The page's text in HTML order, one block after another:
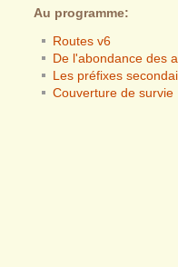
Au programme:
Routes v6
De l'abondance des
Les préfixes
Couverture de survie